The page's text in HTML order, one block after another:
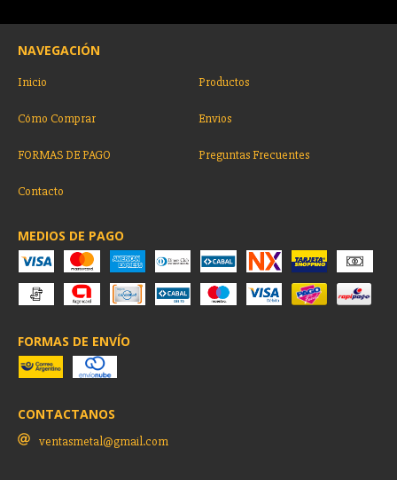
NAVEGACIÓN
Inicio Productos
Cómo Comprar Envios
FORMAS DE PAGO Preguntas Frecuentes
Contacto
MEDIOS DE PAGO
FORMAS DE ENVÍO
CONTACTANOS
ventasmetal@gmail.com